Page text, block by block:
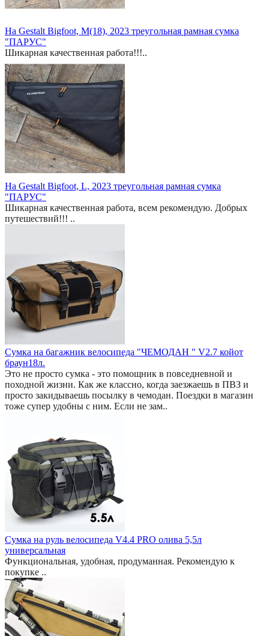
На Gestalt Bigfoot, M(18), 2023 треугольная рамная сумка
"ПАРУС"
Шикарная качественная работа!!!..
На Gestalt Bigfoot, L, 2023 треугольная рамная сумка
"ПАРУС"
Шикарная качественная работа, всем рекомендую. Добрых
путешествий!!! ..
Сумка на багажник велосипеда "ЧЕМОДАН " V2.7 койот
браун18л.
Это не просто сумка - это помощник в повседневной и
походной жизни. Как же классно, когда заезжаешь в ПВЗ и
просто закидываешь посылку в чемодан. Поездки в магазин
тоже супер удобны с ним. Если не зам..
Сумка на руль велосипеда V4.4 PRO олива 5,5л
универсальная
Функциональная, удобная, продуманная. Рекомендую к
покупке ..